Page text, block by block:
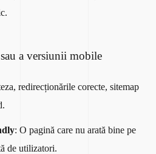
a versiunii mobile
redirecționările corecte, sitemap
: O pagină care nu arată bine pe
de utilizatori.